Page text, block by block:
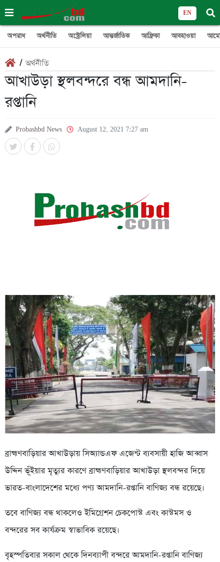
EN
অপরাধ অর্থনীতি অস্ট্রেলিয়া আন্তর্জাতিক আফ্রিকা আবহাওয়া
/অর্থনীতি
আখাউড়া স্থলবন্দরে বন্ধ আমদানি-
রপ্তানি
Probashbd News August 12, 2021 7:27 am
ব্রাহ্মণবাড়িয়ার আখাউড়ায় সিঅ্যান্ডএফ এজেন্ট ব্যবসায়ী হাজি আব্বাস
উদ্দিন ভূঁইয়ার মৃত্যুর কারণে ব্রাহ্মণবাড়িয়ার আখাউড়া স্থলবন্দর দিয়ে
ভারত-বাংলাদেশের মধ্যে পণ্য আমদানি-রপ্তানি বাণিজ্য বন্ধ রয়েছে।
তবে বাণিজ্য বন্ধ থাকলেও ইমিগ্রেশন চেকপোস্ট এবং কাস্টমস ও
বন্দরের সব কার্যক্রম স্বাভাবিক রয়েছে।
বৃহস্পতিবার সকাল থেকে দিনব্যাপী বন্দরে আমদানি-রপ্তানি বাণিজ্য